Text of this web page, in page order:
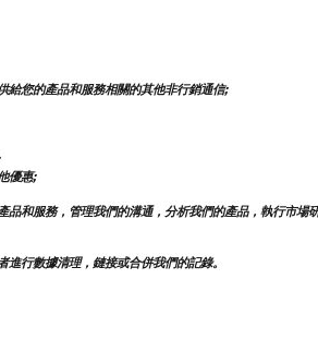
給您的產品和服務相關的其他非行銷通信;
優惠;
和服務，管理我們的溝通，分析我們的產品，執行市
行數據清理，鏈接或合併我們的記錄。